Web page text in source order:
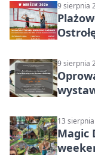
9 sierpnia
9 sierpnia
13
Magic